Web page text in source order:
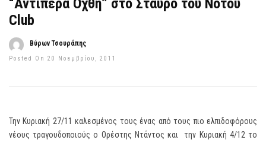
“Αντίπερα Όχθη” στο Σταυρό του Νότου
Club
Βύρων Τσουράπης
Posted On 20 Νοεμβρίου, 2011
Την Κυριακή 27/11 καλεσμένος τους ένας από τους πιο ελπιδοφόρους
νέους τραγουδοποιούς ο Ορέστης Ντάντος και την Κυριακή 4/12 το